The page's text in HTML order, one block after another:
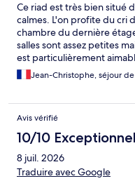
Ce riad est très bien situé
calmes. L'on profite du cri
chambre du dernière
salles sont assez petites
est particulièrement
Jean-Christophe, séjour
Avis vérifié
10/10 Exceptionnel
8 juil. 2026
Traduire avec Google